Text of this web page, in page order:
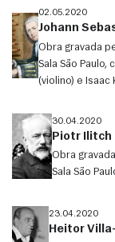
02.05.2020
Johann
Obra gravada
Sala São Paulo,
(violino) e Isaac
30.04.2020
Piotr Ilitch
Obra
Sala São
23.04.2020
Heitor